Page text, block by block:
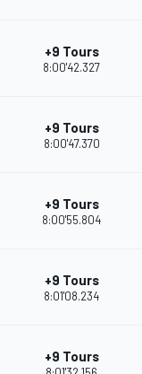
+9 Tours
8:00'42.327
+9 Tours
8:00'47.370
+9 Tours
8:00'55.804
+9 Tours
8:01'08.234
+9 Tours